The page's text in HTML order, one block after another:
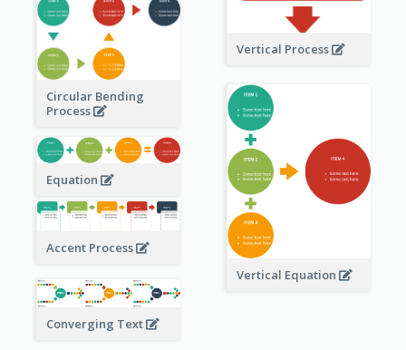
Vertical Process
Circular Bending
Process
Vertical Equation
Equation
Accent Process
Converging Text